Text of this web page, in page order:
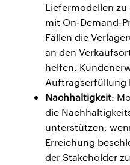
Liefermodellen
mit On-Demand-
Fällen die
an den
helfen,
Auftragserfüllung
Nachhaltigkeit:
die
unterstützen,
Erreichung
der Stakeholder